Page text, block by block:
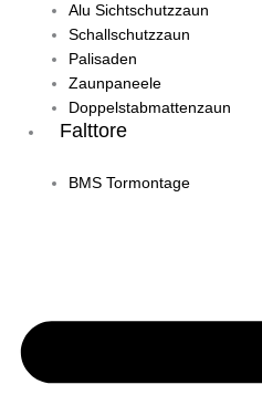
Alu Sichtschutzzaun
Schallschutzzaun
Palisaden
Zaunpaneele
Doppelstabmattenzaun
Falttore
BMS Tormontage